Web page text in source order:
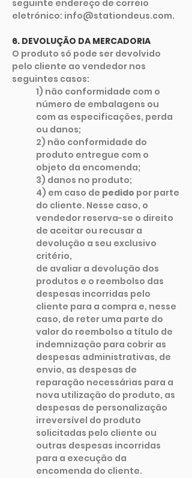
seguinte endereço de correio
eletrónico: info@stationdeus.com.
6. DEVOLUÇÃO DA MERCADORIA
O produto só pode ser devolvido
pelo cliente ao vendedor nos
seguintes casos:
1) não conformidade com o
número de embalagens ou
com as especificações, perda
ou danos;
2) não conformidade do
produto entregue com o
objeto da encomenda;
3) danos no produto;
4) em caso de pedido por parte
do cliente. Nesse caso, o
vendedor reserva-se o direito
de aceitar ou recusar a
devolução a seu exclusivo
critério,
de avaliar a devolução dos
produtos e o reembolso das
despesas incorridas pelo
cliente para a compra e, nesse
caso, de reter uma parte do
valor do reembolso a título de
indemnização para cobrir as
despesas administrativas, de
envio, as despesas de
reparação necessárias para a
nova utilização do produto, as
despesas de personalização
irreversível do produto
solicitadas pelo cliente ou
outras despesas incorridas
para a execução da
encomenda do cliente.